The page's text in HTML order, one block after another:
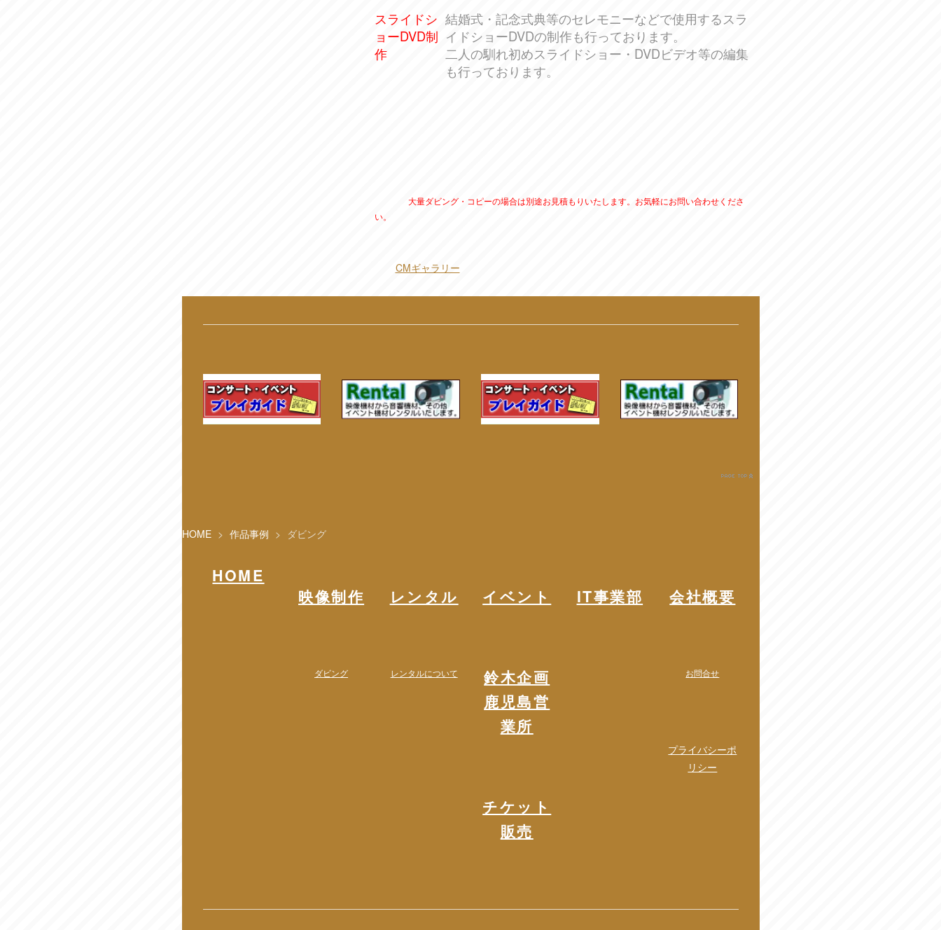
スライドシ
ョーDVD制
作
結婚式・記念式典等のセレモニーなどで使用するスラ
イドショーDVDの制作も行っております。
二人の馴れ初めスライドショー・DVDビデオ等の編集
も行っております。
大量ダビング・コピーの場合は別途お見積もりいたします。 お気軽にお問い合わせくださ
い。
CMギャラリー
HOME > 作品事例 > ダビング
HOME
映像制作
ダビング
レンタル
レンタルについて
イベント
鈴木企画
鹿児島営
業所
チケット
販売
IT事業部 会社概要
お問合せ
プライバシーポ
リシー